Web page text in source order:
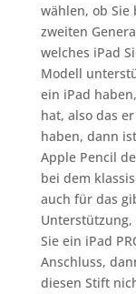
wählen, ob
zweiten
welches iPad
Modell
ein iPad
hat, also das
haben, dann
Apple Pencil
bei dem
auch für das
Sie ein iPad
Anschluss,
diesen Stift